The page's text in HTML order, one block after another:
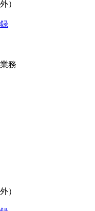
）
務
）